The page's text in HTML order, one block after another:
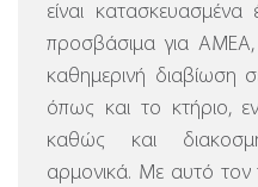
είναι
προσβάσιμα για
καθημερινή διαβίωση
όπως και το κτήριο, εν
καθώς και
αρμονικά. Με αυτό